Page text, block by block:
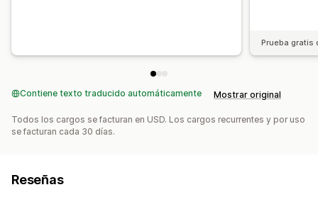
Prueba gratis
Contiene texto traducido automáticamente Mostrar original
Todos los cargos se facturan en USD. Los cargos recurrentes y por uso
se facturan cada 30 días.
Reseñas